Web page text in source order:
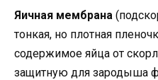
Яичная мембрана
тонкая, но плотная
содержимое яйца от
защитную для зародыша